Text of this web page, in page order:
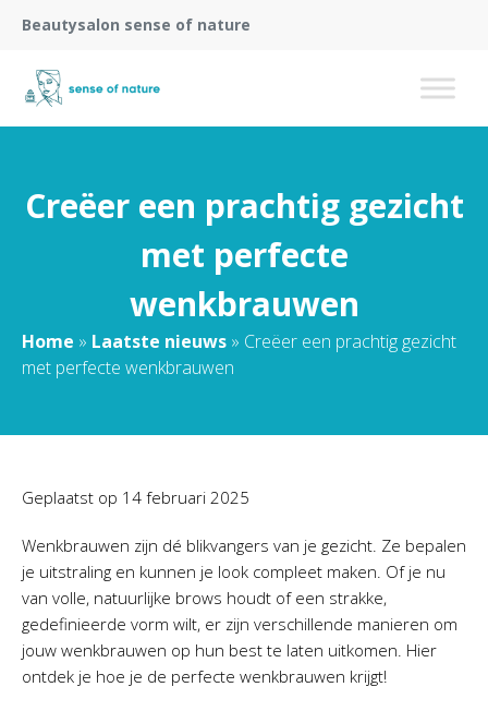
Beautysalon sense of nature
Creëer een prachtig gezicht
met perfecte
wenkbrauwen
Home » Laatste nieuws » Creëer een prachtig gezicht
met perfecte wenkbrauwen
Geplaatst op 14 februari 2025
Wenkbrauwen zijn dé blikvangers van je gezicht. Ze bepalen
je uitstraling en kunnen je look compleet maken. Of je nu
van volle, natuurlijke brows houdt of een strakke,
gedefinieerde vorm wilt, er zijn verschillende manieren om
jouw wenkbrauwen op hun best te laten uitkomen. Hier
ontdek je hoe je de perfecte wenkbrauwen krijgt!